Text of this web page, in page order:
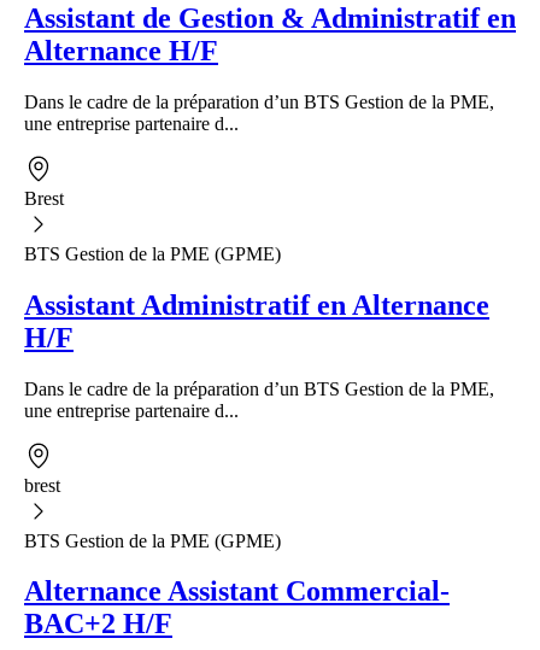
Assistant de Gestion & Administratif en
Alternance H/F
Dans le cadre de la préparation d’un BTS Gestion de la PME,
une entreprise partenaire d...
Brest
BTS Gestion de la PME (GPME)
Assistant Administratif en Alternance
H/F
Dans le cadre de la préparation d’un BTS Gestion de la PME,
une entreprise partenaire d...
brest
BTS Gestion de la PME (GPME)
Alternance Assistant Commercial-
BAC+2 H/F